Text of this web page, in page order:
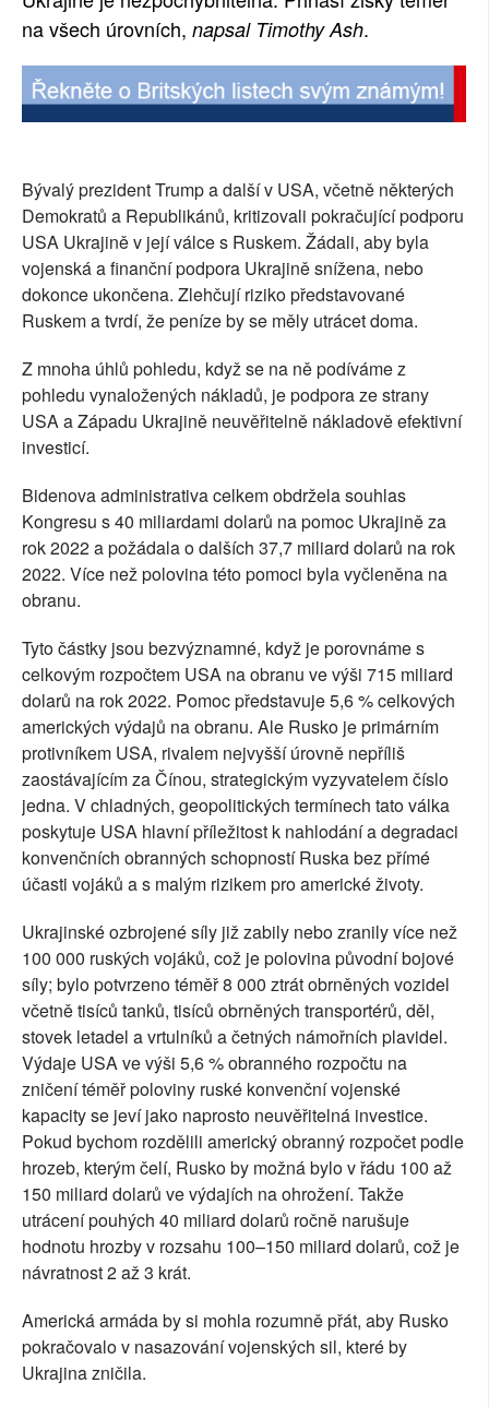
SOCIÁLNÍ SÍTĚ
RUBRIKY
PLNÁ VERZE STRÁNEK
na všech úrovních, napsal Timothy Ash.
Bývalý prezident Trump a další v USA, včetně některých
Demokratů a Republikánů, kritizovali pokračující podporu
USA Ukrajině v její válce s Ruskem. Žádali, aby byla
vojenská a finanční podpora Ukrajině snížena, nebo
dokonce ukončena. Zlehčují riziko představované
Ruskem a tvrdí, že peníze by se měly utrácet doma.
Z mnoha úhlů pohledu, když se na ně podíváme z
pohledu vynaložených nákladů, je podpora ze strany
USA a Západu Ukrajině neuvěřitelně nákladově efektivní
investicí.
Bidenova administrativa celkem obdržela souhlas
Kongresu s 40 miliardami dolarů na pomoc Ukrajině za
rok 2022 a požádala o dalších 37,7 miliard dolarů na rok
2022. Více než polovina této pomoci byla vyčleněna na
obranu.
Tyto částky jsou bezvýznamné, když je porovnáme s
celkovým rozpočtem USA na obranu ve výši 715 miliard
dolarů na rok 2022. Pomoc představuje 5,6 % celkových
amerických výdajů na obranu. Ale Rusko je primárním
protivníkem USA, rivalem nejvyšší úrovně nepříliš
zaostávajícím za Čínou, strategickým vyzyvatelem číslo
jedna. V chladných, geopolitických termínech tato válka
poskytuje USA hlavní příležitost k nahlodání a degradaci
konvenčních obranných schopností Ruska bez přímé
účasti vojáků a s malým rizikem pro americké životy.
Ukrajinské ozbrojené síly již zabily nebo zranily více než
100 000 ruských vojáků, což je polovina původní bojové
síly; bylo potvrzeno téměř 8 000 ztrát obrněných vozidel
včetně tisíců tanků, tisíců obrněných transportérů, děl,
stovek letadel a vrtulníků a četných námořních plavidel.
Výdaje USA ve výši 5,6 % obranného rozpočtu na
zničení téměř poloviny ruské konvenční vojenské
kapacity se jeví jako naprosto neuvěřitelná investice.
Pokud bychom rozdělili americký obranný rozpočet podle
hrozeb, kterým čelí, Rusko by možná bylo v řádu 100 až
150 miliard dolarů ve výdajích na ohrožení. Takže
utrácení pouhých 40 miliard dolarů ročně narušuje
hodnotu hrozby v rozsahu 100–150 miliard dolarů, což je
návratnost 2 až 3 krát.
Americká armáda by si mohla rozumně přát, aby Rusko
pokračovalo v nasazování vojenských sil, které by
Ukrajina zničila.